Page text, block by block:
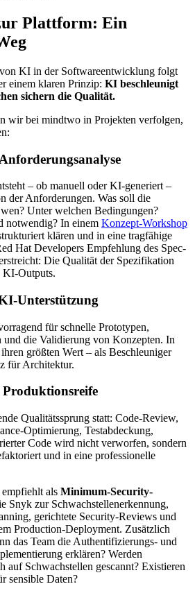
Plattform: Ein
KI in der Softwareentwicklung folgt
einem klaren Prinzip: KI beschleunigt
sichern die Qualität.
wir bei mindtwo in Projekten verfolgen,
– ob manuell oder KI-generiert –
der Anforderungen. Was soll die
Unter welchen Bedingungen?
notwendig? In einem Konzept-Workshop
klären und in eine tragfähige
Hat Developers Empfehlung des Spec-
Die Qualität der Spezifikation
KI-Outputs.
Unterstützung
für schnelle Prototypen,
und die Validierung von Konzepten. In
größten Wert – als Beschleuniger
für Architektur.
Qualitätssprung statt: Code-Review,
Optimierung, Testabdeckung,
Code wird nicht verworfen, sondern
und in eine professionelle
als Minimum-Security-
Snyk zur Schwachstellenerkennung,
gerichtete Security-Reviews und
Production-Deployment. Zusätzlich
das Team die Authentifizierungs- und
erklären? Werden
auf Schwachstellen gescannt? Existieren
sensible Daten?